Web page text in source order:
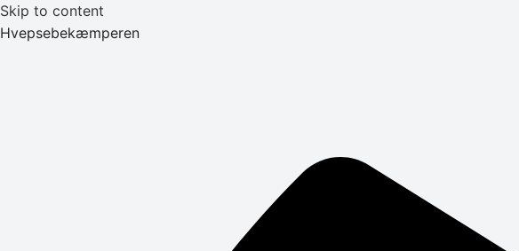
Skip to content
Hvepsebekæmperen